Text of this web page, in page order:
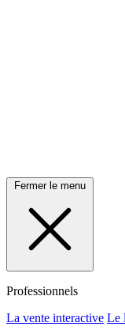
Fermer le menu
Professionnels
La vente interactive Le